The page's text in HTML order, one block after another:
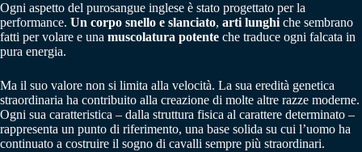
Ogni aspetto del purosangue inglese è stato progettato per la
performance. Un corpo snello e slanciato, arti lunghiche sembrano
fatti per volare e una muscolatura potente che traduce ogni falcata in
pura energia.
Ma il suo valore non si limita alla velocità. La sua eredità genetica
straordinaria ha contribuito alla creazione di molte altre razze moderne.
Ogni sua caratteristica – dalla struttura fisica al carattere determinato –
rappresenta un punto di riferimento, una base solida su cui l’uomo ha
continuato a costruire il sogno di cavalli sempre più straordinari.